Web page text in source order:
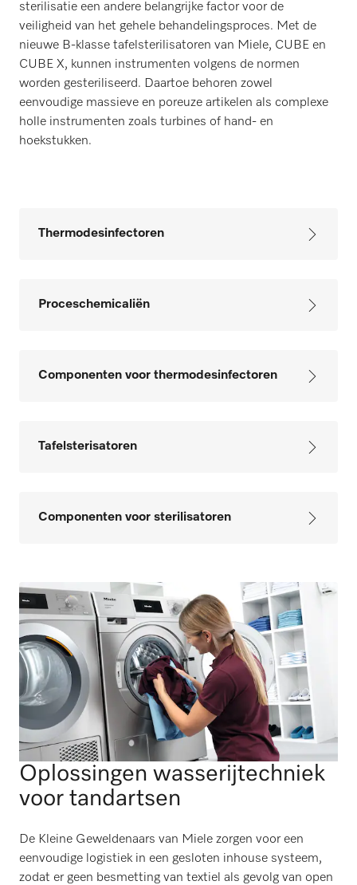
sterilisatie een andere belangrijke factor voor de
veiligheid van het gehele behandelingsproces. Met de
nieuwe B-klasse tafelsterilisatoren van Miele, CUBE en
CUBE X, kunnen instrumenten volgens de normen
worden gesteriliseerd. Daartoe behoren zowel
eenvoudige massieve en poreuze artikelen als complexe
holle instrumenten zoals turbines of hand- en
hoekstukken.
Thermodesinfectoren
Proceschemicaliën
Componenten voor thermodesinfectoren
Tafelsterisatoren
Componenten voor sterilisatoren
Oplossingen wasserijtechniek
voor tandartsen
De Kleine Geweldenaars van Miele zorgen voor een
eenvoudige logistiek in een gesloten inhouse systeem,
zodat er geen besmetting van textiel als gevolg van open